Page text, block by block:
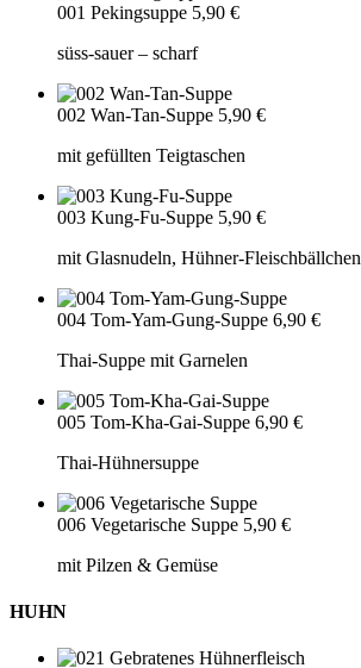
001 Pekingsuppe 5,90 €
süss-sauer – scharf
002 Wan-Tan-Suppe 5,90 €
mit gefüllten Teigtaschen
003 Kung-Fu-Suppe 5,90 €
mit Glasnudeln, Hühner-Fleischbällchen
004 Tom-Yam-Gung-Suppe 6,90 €
Thai-Suppe mit Garnelen
005 Tom-Kha-Gai-Suppe 6,90 €
Thai-Hühnersuppe
006 Vegetarische Suppe 5,90 €
mit Pilzen & Gemüse
HUHN